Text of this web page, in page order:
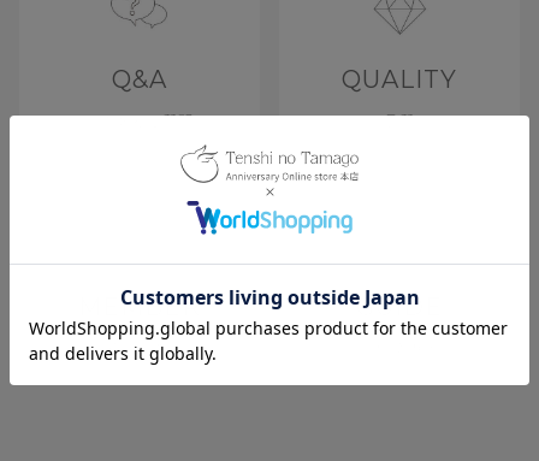
Q&A
よくあるご質問
QUALITY
品質
MEMBER
会員特典
GUIDE